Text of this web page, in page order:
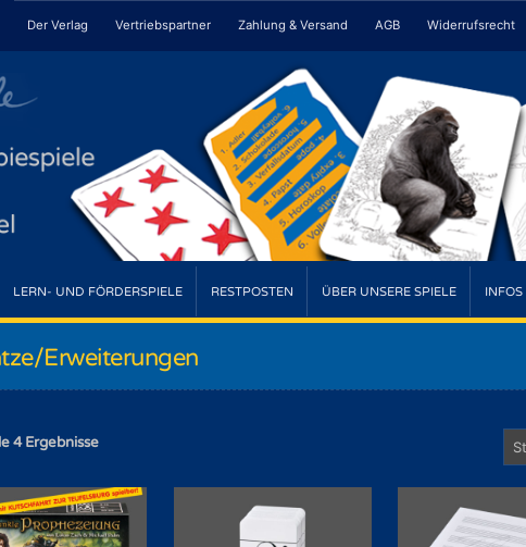
Der Verlag Vertriebspartner Zahlung & Versand AGB Widerrufsrecht
LERN- UND FÖRDERSPIELE RESTPOSTEN ÜBER UNSERE SPIELE
Erweiterungen
4 Ergebnisse